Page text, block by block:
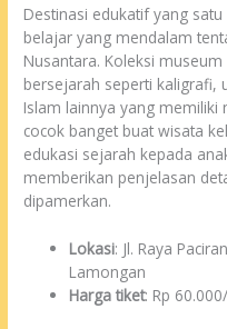
Destinasi edukatif yang
belajar yang mendalam
Nusantara. Koleksi
bersejarah seperti kaligrafi,
Islam lainnya yang memiliki
cocok banget buat wisata
edukasi sejarah kepada
memberikan penjelasan
dipamerkan.
Lokasi: Jl. Raya
Lamongan
Harga tiket: Rp